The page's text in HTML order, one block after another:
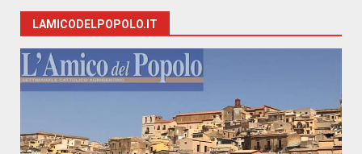
LAMICODELPOPOLO.IT